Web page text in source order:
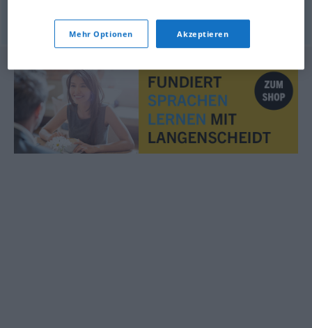
© OpenThesaurus.de
Mehr Optionen Akzeptieren